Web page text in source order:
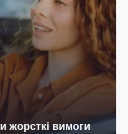
жорсткі вимоги